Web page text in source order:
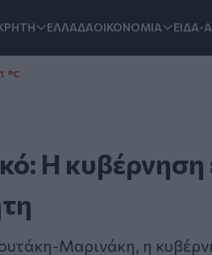
ΕΛΛΑΔΑΟΙΚΟΝΟΜΙΑ ΕΙΔΑ-
°C
Η κυβέρνηση
Μαρινάκη, η